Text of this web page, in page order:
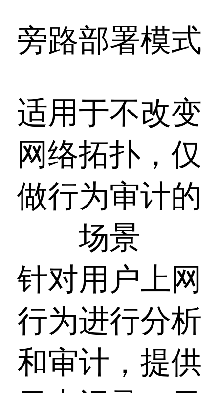
旁路部署模式
适用于不改变
网络拓扑，仅
做行为审计的
场景
针对用户上网
行为进行分析
和审计，提供